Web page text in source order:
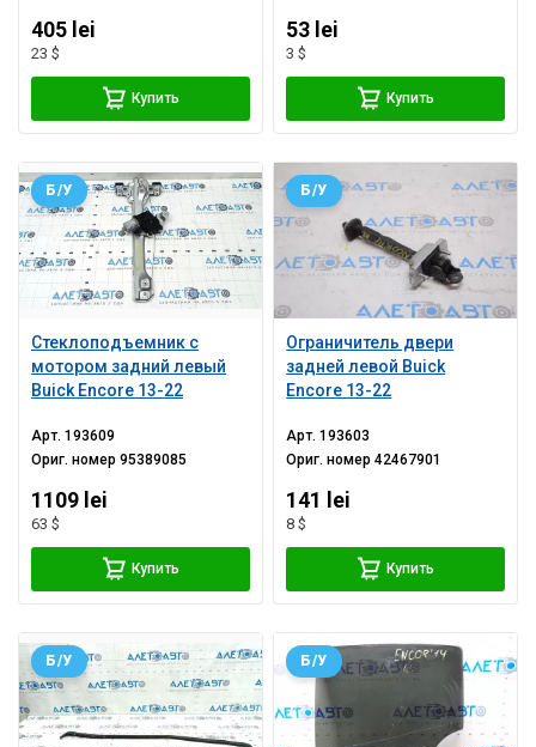
405 lei
23 $
Купить
53 lei
3 $
Купить
Стеклоподъемник с
мотором задний левый
Buick Encore 13-22
Б/У
Арт.193609
Ориг. номер95389085
1109 lei
63 $
Купить
Ограничитель двери
задней левой Buick
Encore 13-22
Б/У
Арт.193603
Ориг. номер42467901
141 lei
8 $
Купить
Б/У Б/У